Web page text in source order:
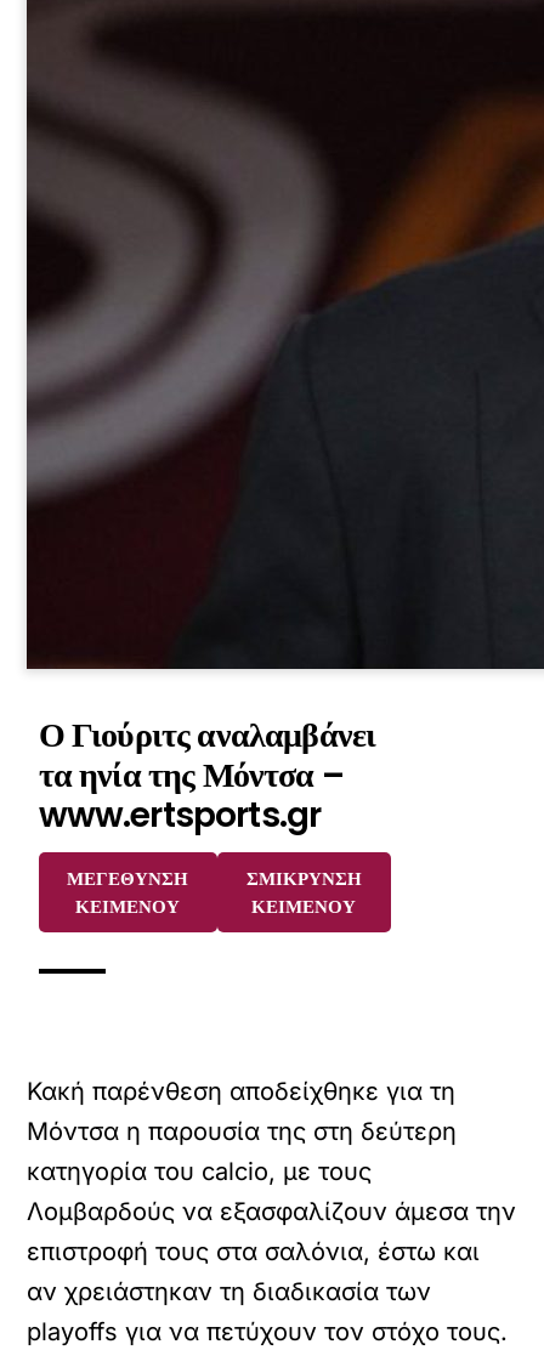
Ο Γιούριτς αναλαμβάνει
τα ηνία της Μόντσα –
www.ertsports.gr
ΜΕΓΕΘΥΝΣΗ
ΚΕΙΜΕΝΟΥ
ΣΜΙΚΡΥΝΣΗ
ΚΕΙΜΕΝΟΥ
Κακή παρένθεση αποδείχθηκε για τη
Μόντσα η παρουσία της στη δεύτερη
κατηγορία του calcio, με τους
Λομβαρδούς να εξασφαλίζουν άμεσα την
επιστροφή τους στα σαλόνια, έστω και
αν χρειάστηκαν τη διαδικασία των
playoffs για να πετύχουν τον στόχο τους.